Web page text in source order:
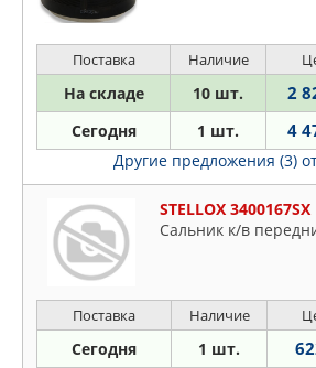
Поставка Наличие
На складе 10 шт. 2
Сегодня 1 шт. 4
Другие предложения (3)
STELLOX 3400167SX
Сальник к/в
Поставка Наличие
Сегодня 1 шт.